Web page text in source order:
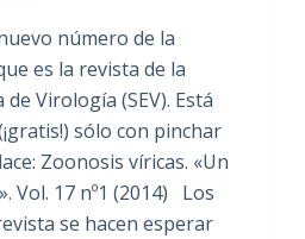
número de la
es la revista de la
Virología (SEV). Está
sólo con pinchar
Zoonosis víricas. «Un
Vol. 17 nº1 (2014) Los
se hacen esperar